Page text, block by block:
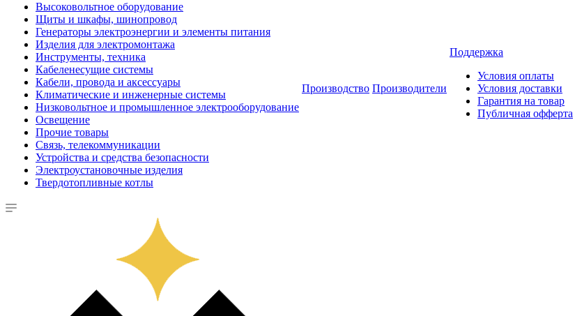
Высоковольтное оборудование
Щиты и шкафы, шинопровод
Генераторы электроэнергии и элементы питания
Изделия для электромонтажа
Инструменты, техника
Кабеленесущие системы
Кабели, провода и аксессуары
Климатические и инженерные системы
Низковольтное и промышленное электрооборудование
Освещение
Прочие товары
Связь, телекоммуникации
Устройства и средства безопасности
Электроустановочные изделия
Твердотопливные котлы
Производство Производители
Поддержка
Условия оплаты
Условия доставки
Гарантия на товар
Публичная офферта